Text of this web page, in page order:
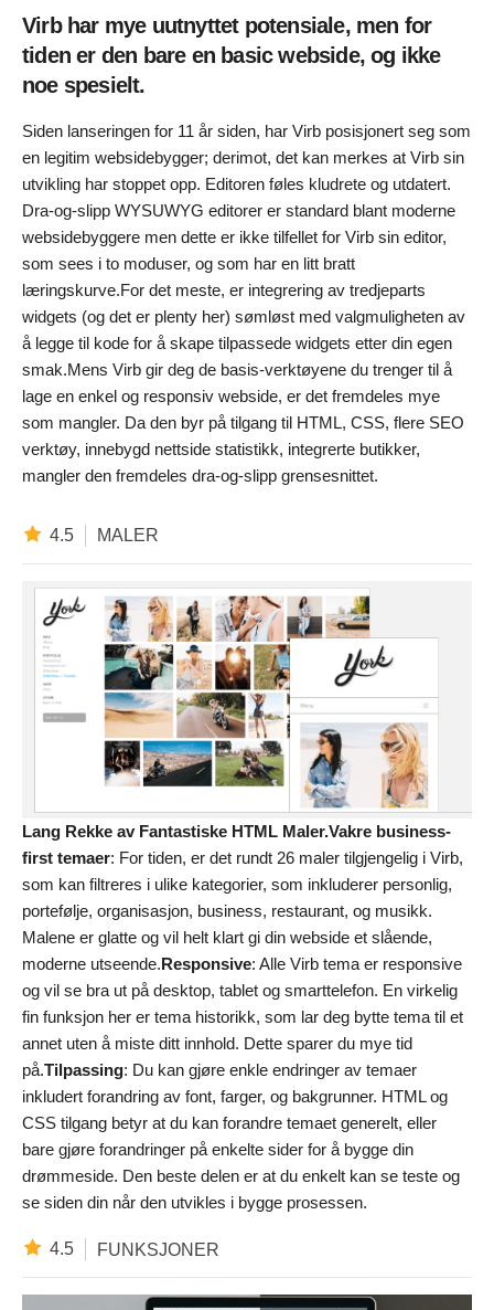
Virb har mye uutnyttet potensiale, men for
tiden er den bare en basic webside, og ikke
noe spesielt.
Siden lanseringen for 11 år siden, har Virb posisjonert seg som
en legitim websidebygger; derimot, det kan merkes at Virb sin
utvikling har stoppet opp. Editoren føles kludrete og utdatert.
Dra-og-slipp WYSUWYG editorer er standard blant moderne
websidebyggere men dette er ikke tilfellet for Virb sin editor,
som sees i to moduser, og som har en litt bratt
læringskurve.For det meste, er integrering av tredjeparts
widgets (og det er plenty her) sømløst med valgmuligheten av
å legge til kode for å skape tilpassede widgets etter din egen
smak.Mens Virb gir deg de basis-verktøyene du trenger til å
lage en enkel og responsiv webside, er det fremdeles mye
som mangler. Da den byr på tilgang til HTML, CSS, flere SEO
verktøy, innebygd nettside statistikk, integrerte butikker,
mangler den fremdeles dra-og-slipp grensesnittet.
4.5 MALER
Lang Rekke av Fantastiske HTML Maler.Vakre business-
first temaer: For tiden, er det rundt 26 maler tilgjengelig i Virb,
som kan filtreres i ulike kategorier, som inkluderer personlig,
portefølje, organisasjon, business, restaurant, og musikk.
Malene er glatte og vil helt klart gi din webside et slående,
moderne utseende.Responsive: Alle Virb tema er responsive
og vil se bra ut på desktop, tablet og smarttelefon. En virkelig
fin funksjon her er tema historikk, som lar deg bytte tema til et
annet uten å miste ditt innhold. Dette sparer du mye tid
på.Tilpassing: Du kan gjøre enkle endringer av temaer
inkludert forandring av font, farger, og bakgrunner. HTML og
CSS tilgang betyr at du kan forandre temaet generelt, eller
bare gjøre forandringer på enkelte sider for å bygge din
drømmeside. Den beste delen er at du enkelt kan se teste og
se siden din når den utvikles i bygge prosessen.
4.5 FUNKSJONER